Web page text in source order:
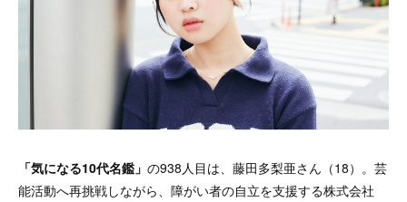
「気になる10代名鑑」 の938人目は、藤田多梨亜さん（18）。芸
能活動へ再挑戦しながら、障がい者の自立を支援する株式会社